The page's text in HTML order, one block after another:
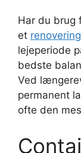
Har du brug
et
lejeperiode
bedste
Ved
permanent
ofte den